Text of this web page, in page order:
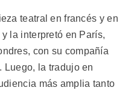
teatral en francés y en
la interpretó en París,
con su compañía
Luego, la tradujo en
más amplia tanto